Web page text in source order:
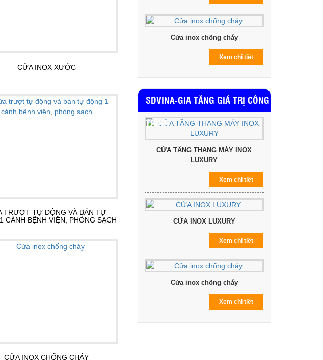
CỬA INOX XƯỚC
TRƯỢT TỰ ĐỘNG VÀ BÁN TỰ
CÁNH BỆNH VIỆN, PHÒNG SẠCH
CỬA INOX CHỐNG CHÁY
Cửa inox chống cháy
Xem chi tiết
SDVINA-GIA TĂNG GIÁ TRỊ CÔNG
TRÌNH
CỬA TẦNG THANG MÁY INOX
LUXURY
Xem chi tiết
CỬA INOX LUXURY
Xem chi tiết
Cửa inox chống cháy
Xem chi tiết